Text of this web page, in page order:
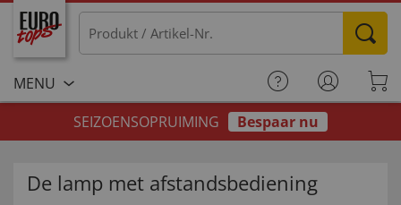
MENU
SEIZOENSOPRUIMING
Bespaar nu
De lamp met afstandsbediening